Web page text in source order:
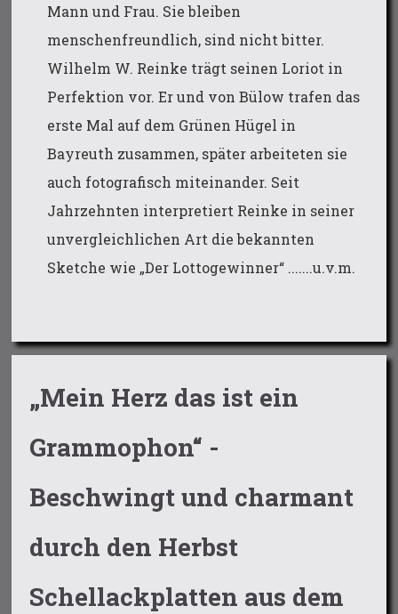
Mann und Frau. Sie bleiben
menschenfreundlich, sind nicht bitter.
Wilhelm W. Reinke trägt seinen Loriot in
Perfektion vor. Er und von Bülow trafen das
erste Mal auf dem Grünen Hügel in
Bayreuth zusammen, später arbeiteten sie
auch fotografisch miteinander. Seit
Jahrzehnten interpretiert Reinke in seiner
unvergleichlichen Art die bekannten
Sketche wie „Der Lottogewinner“ .......u.v.m.
„Mein Herz das ist ein
Grammophon“ -
Beschwingt und charmant
durch den Herbst
Schellackplatten aus dem